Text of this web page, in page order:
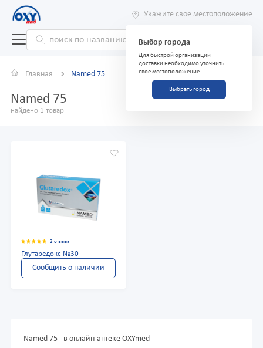
Укажите свое местоположение
Выбор города
Для быстрой организации
доставки необходимо уточнить
свое местоположение
Выбрать город
Главная Named 75
Named 75
найдено 1 товар
2 отзыва
Глутаредокс №30
Сообщить о наличии
Named 75 - в онлайн-аптеке OXYmed